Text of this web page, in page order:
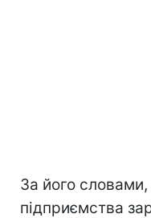
За його
підприємства